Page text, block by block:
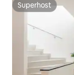
Superhost
Superhost